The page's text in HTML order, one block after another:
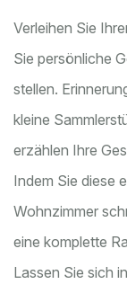
Verleihen Sie
Sie persönliche
stellen.
kleine
erzählen Ihre
Indem Sie diese
Wohnzimmer
eine komplette
Lassen Sie sich